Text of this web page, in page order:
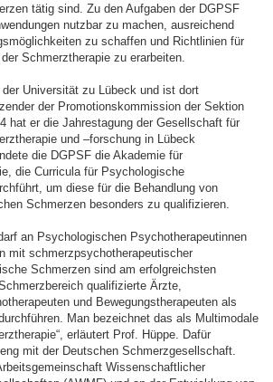
tätig sind. Zu den Aufgaben der DGPSF
nutzbar zu machen, ausreichend
zu schaffen und Richtlinien für
Schmerztherapie zu erarbeiten.
Universität zu Lübeck und ist dort
der Promotionskommission der Sektion
hat er die Jahrestagung der Gesellschaft für
und –forschung in Lübeck
die DGPSF die Akademie für
die Curricula für Psychologische
um diese für die Behandlung von
Schmerzen besonders zu qualifizieren.
an Psychologischen Psychotherapeutinnen
mit schmerzpsychotherapeutischer
Schmerzen sind am erfolgreichsten
qualifizierte Ärzte,
und Bewegungstherapeuten als
Man bezeichnet das als Multimodale
erläutert Prof. Hüppe. Dafür
mit der Deutschen Schmerzgesellschaft.
Wissenschaftlicher